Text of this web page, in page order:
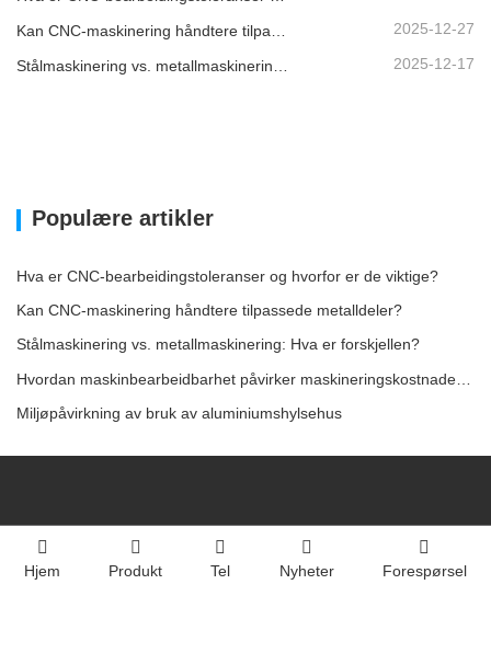
2025-12-27
Stålmaskinering vs. metallmaskinering: Hva er forskjellen? 2025-12-17
Populære artikler
Hva er CNC-bearbeidingstoleranser og hvorfor er de viktige?
Kan CNC-maskinering håndtere tilpassede metalldeler?
Stålmaskinering vs. metallmaskinering: Hva er forskjellen?
Miljøpåvirkning av bruk av aluminiumshylsehus
Hjem Produkt Tel Nyheter Forespørsel